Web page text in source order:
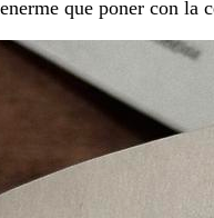
que poner con la